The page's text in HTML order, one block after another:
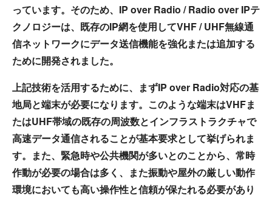
っています。そのため、IP over Radio / Radio over IPテ
クノロジーは、既存のIP網を使用してVHF / UHF無線通
信ネットワークにデータ送信機能を強化または追加する
ために開発されました。
上記技術を活用するために、まずIP over Radio対応の基
地局と端末が必要になります。このような端末はVHFま
たはUHF帯域の既存の周波数とインフラストラクチャで
高速データ通信されることが基本要求として挙げられま
す。また、緊急時や公共機関が多いとのことから、常時
作動が必要の場合は多く、また振動や屋外の厳しい動作
環境においても高い操作性と信頼が保たれる必要があり